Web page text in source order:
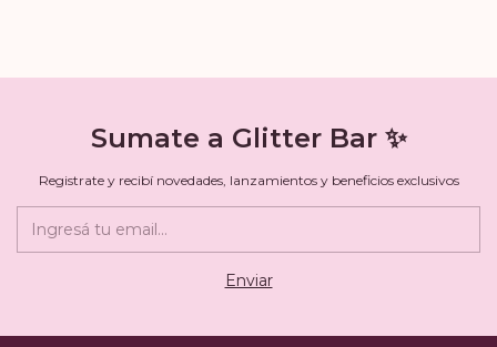
Sumate a Glitter Bar ✨
Registrate y recibí novedades, lanzamientos y beneficios exclusivos